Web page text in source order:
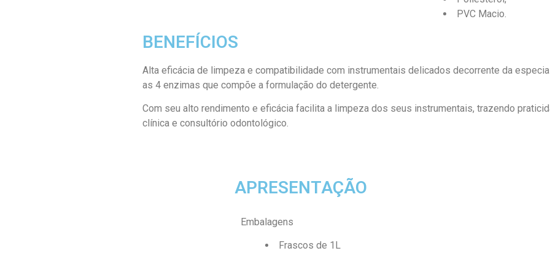
PVC Macio.
BENEFÍCIOS
Alta eficácia de limpeza e compatibilidade com instrumentais delicados decorrente da
as 4 enzimas que compõe a formulação do detergente.
Com seu alto rendimento e eficácia facilita a limpeza dos seus instrumentais, trazendo
clínica e consultório odontológico.
APRESENTAÇÃO
Embalagens
Frascos de 1L